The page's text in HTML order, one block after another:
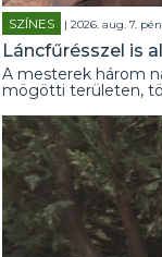
SZÍNES | 2026. aug. 7.
Láncfűrésszel is
A mesterek három
mögötti területen,